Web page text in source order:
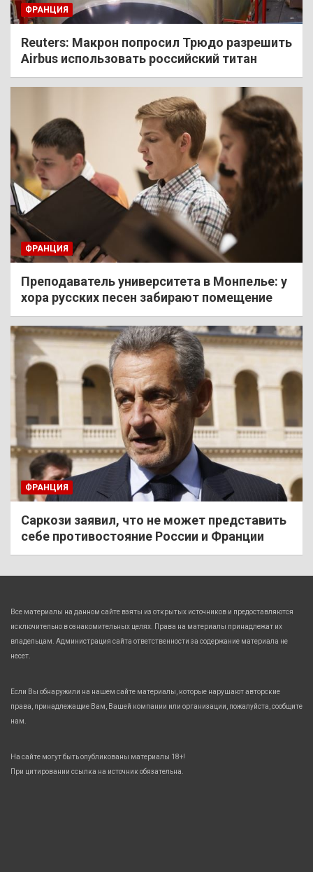
ФРАНЦИЯ
Reuters: Макрон попросил Трюдо разрешить
Airbus использовать российский титан
ФРАНЦИЯ
Преподаватель университета в Монпелье: у
хора русских песен забирают помещение
ФРАНЦИЯ
Саркози заявил, что не может представить
себе противостояние России и Франции
Все материалы на данном сайте взяты из открытых источников и предоставляются
исключительно в ознакомительных целях. Права на материалы принадлежат их
владельцам. Администрация сайта ответственности за содержание материала не
несет.
Если Вы обнаружили на нашем сайте материалы, которые нарушают авторские
права, принадлежащие Вам, Вашей компании или организации, пожалуйста, сообщите
нам.
На сайте могут быть опубликованы материалы 18+!
При цитировании ссылка на источник обязательна.